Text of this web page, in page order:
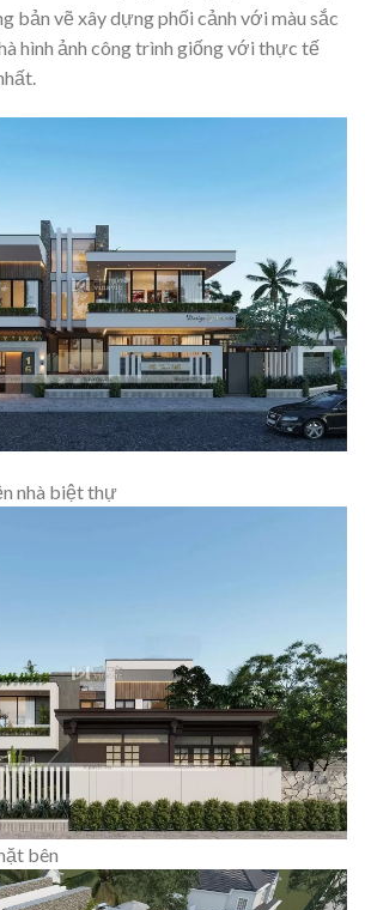
bản vẽ xây dựng phối cảnh với màu sắc
hình ảnh công trình giống với thực tế
nhà biệt thự
bên